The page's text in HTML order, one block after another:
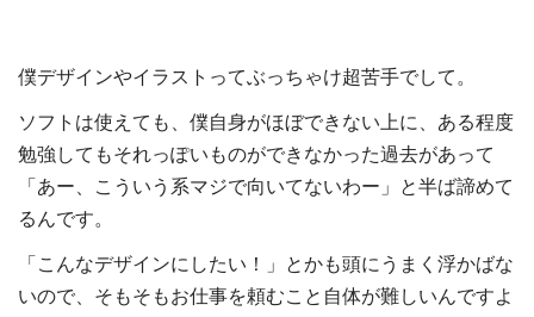
僕デザインやイラストってぶっちゃけ超苦手でして。
ソフトは使えても、僕自身がほぼできない上に、ある程度
勉強してもそれっぽいものができなかった過去があって
「あー、こういう系マジで向いてないわー」と半ば諦めて
るんです。
「こんなデザインにしたい！」とかも頭にうまく浮かばな
いので、そもそもお仕事を頼むこと自体が難しいんですよ